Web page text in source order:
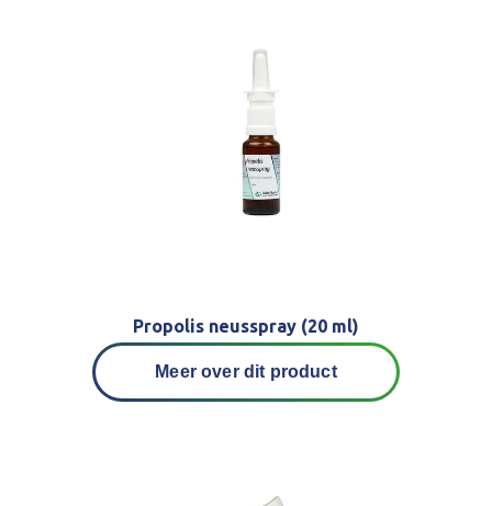
Propolis neusspray (20 ml)
Meer over dit product